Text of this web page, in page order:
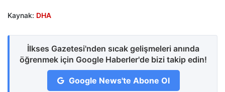
Kaynak: DHA
İlkses Gazetesi'nden sıcak gelişmeleri anında
öğrenmek için Google Haberler'de bizi takip edin!
Google News'te Abone Ol